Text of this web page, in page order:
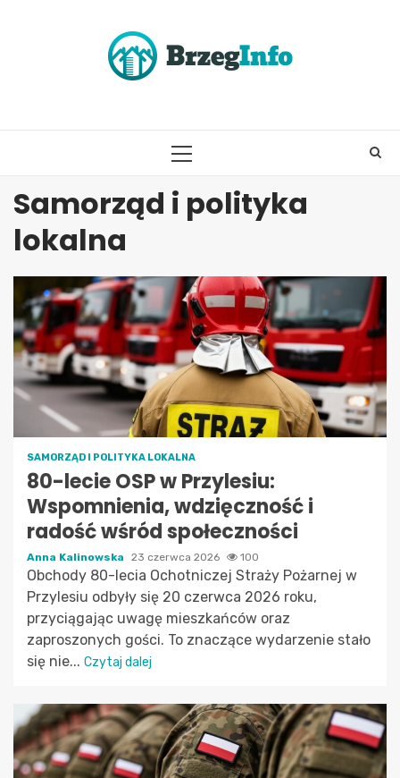
PRIMARY
Samorząd i polityka
lokalna
SAMORZĄD I POLITYKA LOKALNA
80-lecie OSP w Przylesiu:
Wspomnienia, wdzięczność i
radość wśród społeczności
Anna Kalinowska 23 czerwca 2026 100
Obchody 80-lecia Ochotniczej Straży Pożarnej w
Przylesiu odbyły się 20 czerwca 2026 roku,
przyciągając uwagę mieszkańców oraz
zaproszonych gości. To znaczące wydarzenie stało
się nie... Czytaj dalej